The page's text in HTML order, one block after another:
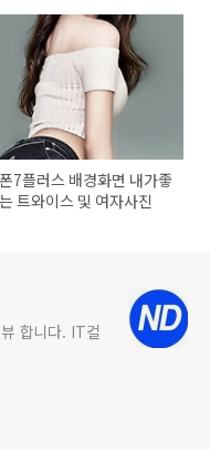
7플러스 배경화면 내가좋
트와이스 및 여자사진
합니다. IT컬